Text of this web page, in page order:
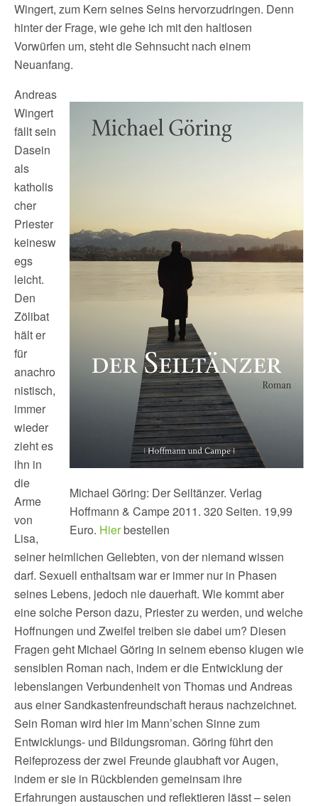
Wingert, zum Kern seines Seins hervorzudringen. Denn
hinter der Frage, wie gehe ich mit den haltlosen
Vorwürfen um, steht die Sehnsucht nach einem
Neuanfang.
Michael Göring: Der Seiltänzer. Verlag
Hoffmann & Campe 2011. 320 Seiten. 19,99
Euro. Hierbestellen
Andreas
Wingert
fällt sein
Dasein
als
katholis
cher
Priester
keinesw
egs
leicht.
Den
Zölibat
hält er
für
anachro
nistisch,
immer
wieder
zieht es
ihn in
die
Arme
von
Lisa,
seiner heimlichen Geliebten, von der niemand wissen
darf. Sexuell enthaltsam war er immer nur in Phasen
seines Lebens, jedoch nie dauerhaft. Wie kommt aber
eine solche Person dazu, Priester zu werden, und welche
Hoffnungen und Zweifel treiben sie dabei um? Diesen
Fragen geht Michael Göring in seinem ebenso klugen wie
sensiblen Roman nach, indem er die Entwicklung der
lebenslangen Verbundenheit von Thomas und Andreas
aus einer Sandkastenfreundschaft heraus nachzeichnet.
Sein Roman wird hier im Mann’schen Sinne zum
Entwicklungs- und Bildungsroman. Göring führt den
Reifeprozess der zwei Freunde glaubhaft vor Augen,
indem er sie in Rückblenden gemeinsam ihre
Erfahrungen austauschen und reflektieren lässt – seien